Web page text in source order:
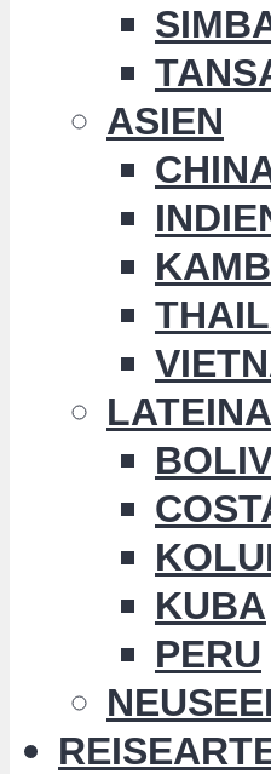
ASIEN
KUBA
PERU